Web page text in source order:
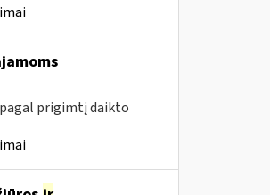
prigimtį daikto